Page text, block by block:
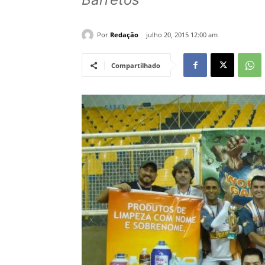
Por Redação julho 20, 2015 12:00 am
Compartilhado